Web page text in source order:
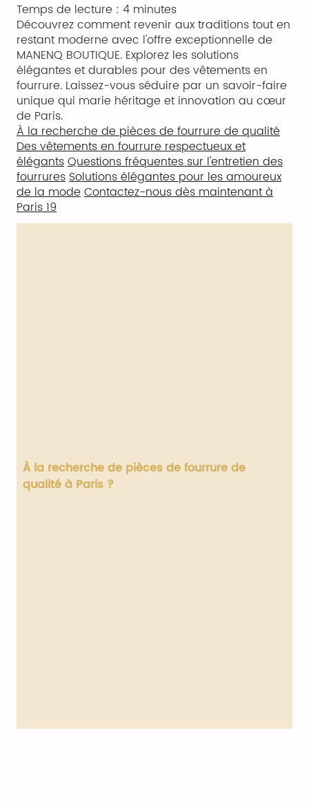
Temps de lecture : 4 minutes
Découvrez comment revenir aux traditions tout en
restant moderne avec l'offre exceptionnelle de
MANENQ BOUTIQUE. Explorez les solutions
élégantes et durables pour des vêtements en
fourrure. Laissez-vous séduire par un savoir-faire
unique qui marie héritage et innovation au cœur
de Paris.
À la recherche de pièces de fourrure de qualité
Des vêtements en fourrure respectueux et
élégantsQuestions fréquentes sur l'entretien des
fourruresSolutions élégantes pour les amoureux
de la modeContactez-nous dès maintenant à
Paris 19
À la recherche de pièces de fourrure de
qualité à Paris ?